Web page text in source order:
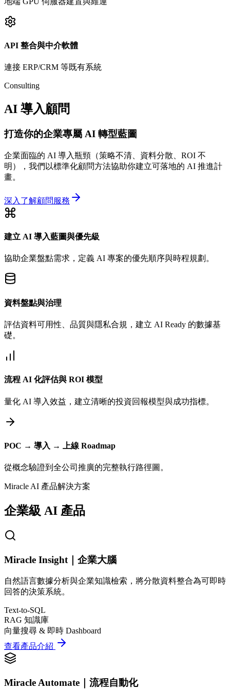
API 整合與中介軟體
連接 ERP/CRM 等既有系統
Consulting
AI 導入顧問
打造你的企業專屬 AI 轉型藍圖
企業面臨的 AI 導入瓶頸（策略不清、資料分散、ROI 不
明），我們以標準化顧問方法協助你建立可落地的 AI 推進計
畫。
深入了解顧問服務
建立 AI 導入藍圖與優先級
協助企業盤點需求，定義 AI 專案的優先順序與時程規劃。
資料盤點與治理
評估資料可用性、品質與隱私合規，建立 AI Ready 的數據基
礎。
流程 AI 化評估與 ROI 模型
量化 AI 導入效益，建立清晰的投資回報模型與成功指標。
POC → 導入 → 上線 Roadmap
從概念驗證到全公司推廣的完整執行路徑圖。
Miracle AI 產品解決方案
企業級 AI 產品
Miracle Insight｜企業大腦
自然語言數據分析與企業知識檢索，將分散資料整合為可即時
回答的決策系統。
Text-to-SQL
RAG 知識庫
向量搜尋 & 即時 Dashboard
查看產品介紹
Miracle Automate｜流程自動化